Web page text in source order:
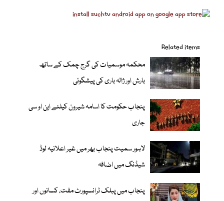
Related items
محکمہ موسمیات کی گرج چمک کے ساتھ
بارش اور ژالہ باری کی پیشگوئی
پنجاب حکومت کا اسامہ شیرون کیلئے این او سی
جاری
لاہور سمیت پنجاب بھر میں غیر اعلانیہ لوڈ
شیڈنگ میں اضافہ
پنجاب میں پبلک ٹرانسپورٹ مفت، کسانوں اور